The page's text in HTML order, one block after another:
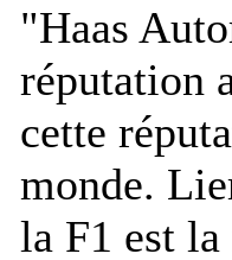
"Haas
réputation
cette
monde.
la F1 est